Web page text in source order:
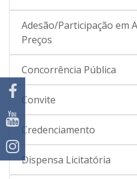
Adesão/Participação em
Preços
Concorrência Pública
Convite
Credenciamento
Dispensa Licitatória